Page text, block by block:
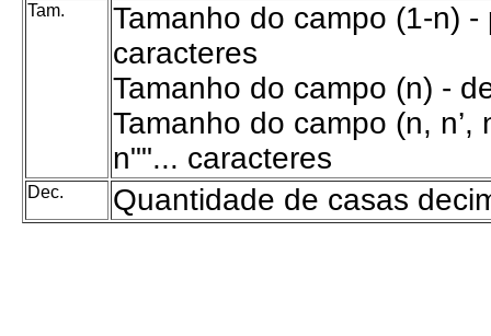
Tam.
Tamanho do campo (1-n)
caracteres
Tamanho do campo (n) -
Tamanho do campo (n,
n""... caracteres
Dec. Quantidade de casas